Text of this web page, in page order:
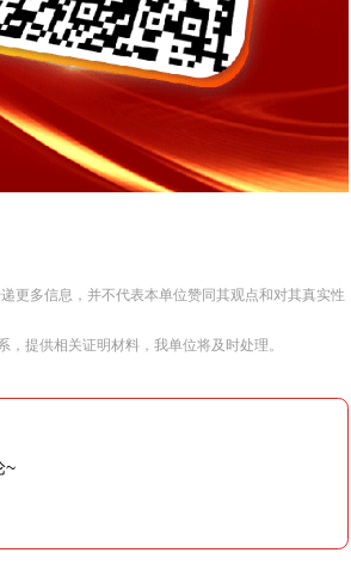
更多信息，并不代表本单位赞同其观点和对其真实性
提供相关证明材料，我单位将及时处理。
~